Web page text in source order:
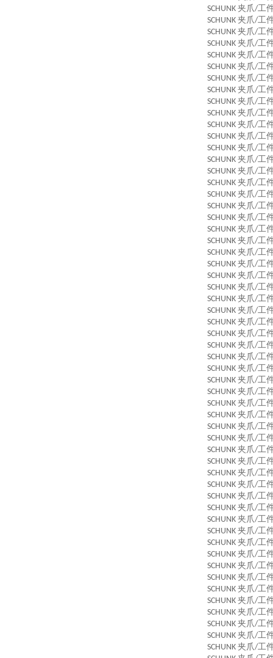
SCHUNK 夹爪/工
SCHUNK 夹爪/工
SCHUNK 夹爪/工
SCHUNK 夹爪/工
SCHUNK 夹爪/工
SCHUNK 夹爪/工
SCHUNK 夹爪/工
SCHUNK 夹爪/工
SCHUNK 夹爪/工
SCHUNK 夹爪/工
SCHUNK 夹爪/工
SCHUNK 夹爪/工
SCHUNK 夹爪/工
SCHUNK 夹爪/工
SCHUNK 夹爪/工
SCHUNK 夹爪/工
SCHUNK 夹爪/工
SCHUNK 夹爪/工
SCHUNK 夹爪/工
SCHUNK 夹爪/工
SCHUNK 夹爪/工
SCHUNK 夹爪/工
SCHUNK 夹爪/工
SCHUNK 夹爪/工
SCHUNK 夹爪/工
SCHUNK 夹爪/工
SCHUNK 夹爪/工
SCHUNK 夹爪/工
SCHUNK 夹爪/工
SCHUNK 夹爪/工
SCHUNK 夹爪/工
SCHUNK 夹爪/工
SCHUNK 夹爪/工
SCHUNK 夹爪/工
SCHUNK 夹爪/工
SCHUNK 夹爪/工
SCHUNK 夹爪/工
SCHUNK 夹爪/工
SCHUNK 夹爪/工
SCHUNK 夹爪/工
SCHUNK 夹爪/工
SCHUNK 夹爪/工
SCHUNK 夹爪/工
SCHUNK 夹爪/工
SCHUNK 夹爪/工
SCHUNK 夹爪/工
SCHUNK 夹爪/工
SCHUNK 夹爪/工
SCHUNK 夹爪/工
SCHUNK 夹爪/工
SCHUNK 夹爪/工
SCHUNK 夹爪/工
SCHUNK 夹爪/工
SCHUNK 夹爪/工
SCHUNK 夹爪/工
SCHUNK 夹爪/工